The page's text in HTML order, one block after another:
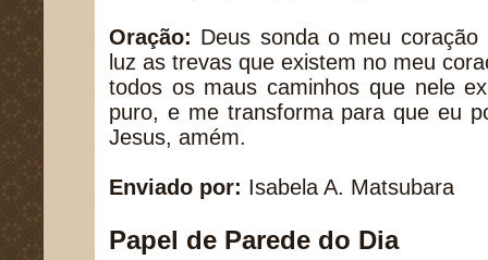
Oração: Deus sonda o meu
luz as trevas que existem no meu
todos os maus caminhos que nele
puro, e me transforma para que eu
Jesus, amém.
Enviado por: Isabela A. Matsubara
Papel de Parede do Dia